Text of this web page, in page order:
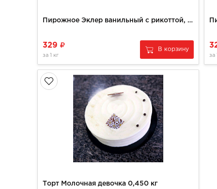
Пирожное Эклер ванильный с рикоттой, 150 гр (3шт)
329
за 1 кг
В корзину
за
Торт Молочная девочка 0,450 кг